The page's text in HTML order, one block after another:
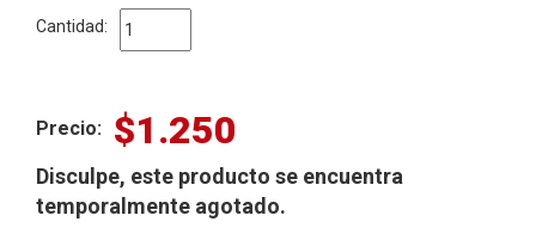
Cantidad:
Precio: $1.250
Disculpe, este producto se encuentra
temporalmente agotado.